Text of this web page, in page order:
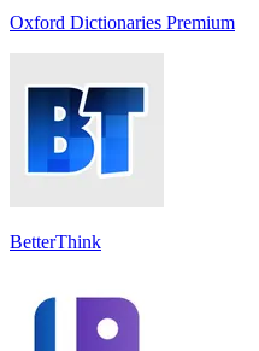
Oxford Dictionaries Premium
BetterThink